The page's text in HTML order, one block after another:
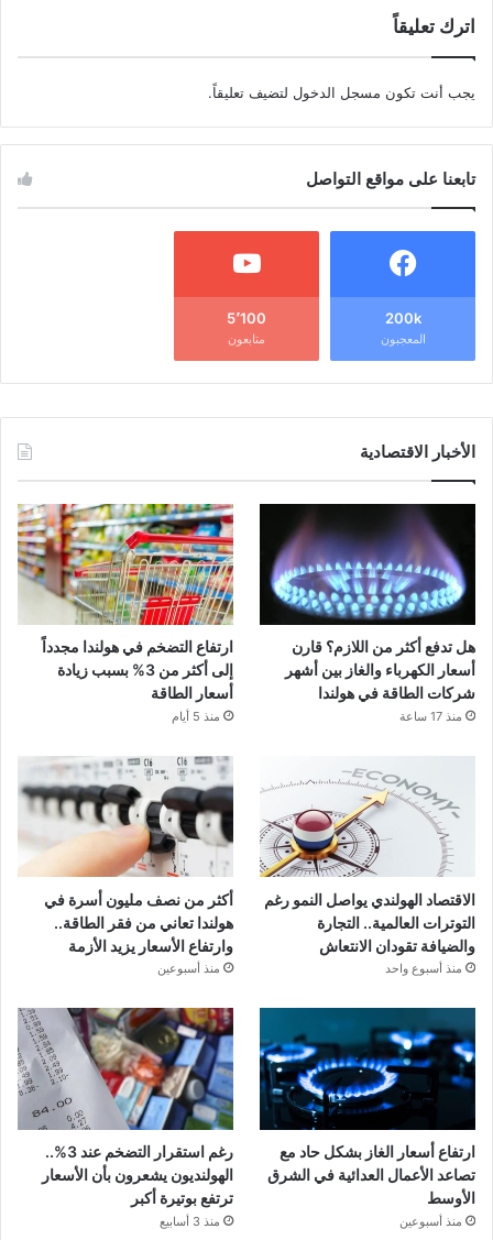
اترك تعليقاً
يجب أنت تكون مسجل الدخول لتضيف تعليقاً.
تابعنا على مواقع التواصل
200k
المعجبون
5٬100
متابعون
الأخبار الاقتصادية
هل تدفع أكثر من اللازم؟ قارن
أسعار الكهرباء والغاز بين أشهر
شركات الطاقة في هولندا
منذ 17 ساعة
ارتفاع التضخم في هولندا مجدداً
إلى أكثر من 3% بسبب زيادة
أسعار الطاقة
منذ 5 أيام
الاقتصاد الهولندي يواصل النمو رغم
التوترات العالمية.. التجارة
والضيافة تقودان الانتعاش
منذ أسبوع واحد
أكثر من نصف مليون أسرة في
هولندا تعاني من فقر الطاقة..
وارتفاع الأسعار يزيد الأزمة
منذ أسبوعين
ارتفاع أسعار الغاز بشكل حاد مع
تصاعد الأعمال العدائية في الشرق
الأوسط
منذ أسبوعين
رغم استقرار التضخم عند 3%..
الهولنديون يشعرون بأن الأسعار
ترتفع بوتيرة أكبر
منذ 3 أسابيع